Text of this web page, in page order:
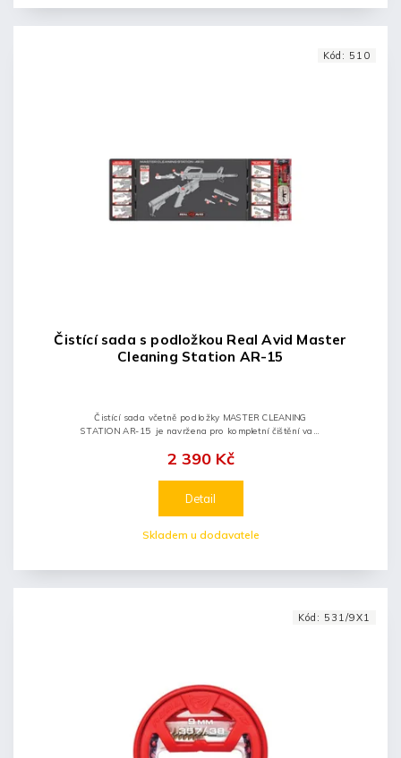
Čistící sada s podložkou Real Avid Master
Cleaning Station AR-15
Skladem u dodavatele
2 390 Kč
Detail
Čistící sada včetně podložky MASTER CLEANING
STATION AR-15 je navržena pro kompletní čištění vaší
o všech...
Kód: 510
Kód: 531/9X1